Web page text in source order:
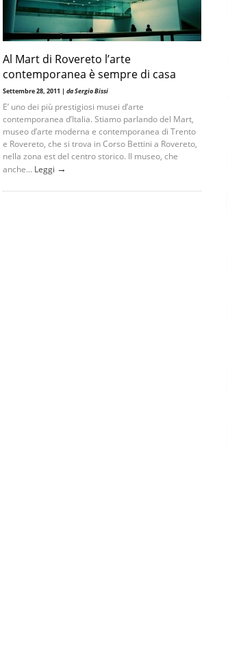
Al Mart di Rovereto l’arte
contemporanea è sempre di casa
Settembre 28, 2011 | da Sergio Bissi
E’ uno dei più prestigiosi musei d’arte
contemporanea d’Italia. Stiamo parlando del Mart,
museo d’arte moderna e contemporanea di Trento
e Rovereto, che si trova in Corso Bettini a Rovereto,
nella zona est del centro storico. Il museo, che
anche... Leggi →